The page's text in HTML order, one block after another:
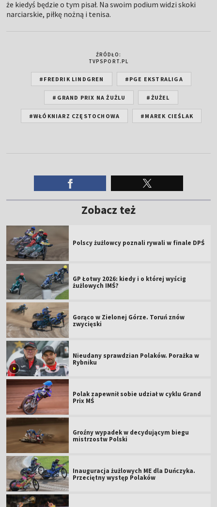
że kiedyś będzie o tym pisał. Na swoim podium widzi skoki
narciarskie, piłkę nożną i tenisa.
ŹRÓDŁO:
TVPSPORT.PL
#FREDRIK LINDGREN #PGE EKSTRALIGA
#GRAND PRIX NA ŻUŻLU #ŻUŻEL
#WŁÓKNIARZ CZĘSTOCHOWA #MAREK CIEŚLAK
Zobacz też
Polscy żużlowcy poznali rywali w finale DPŚ
GP Łotwy 2026: kiedy i o której wyścig
żużlowych IMŚ?
Gorąco w Zielonej Górze. Toruń znów
zwycięski
Nieudany sprawdzian Polaków. Porażka w
Rybniku
Polak zapewnił sobie udział w cyklu Grand
Prix MŚ
Groźny wypadek w decydującym biegu
mistrzostw Polski
Inauguracja żużlowych ME dla Duńczyka.
Przeciętny występ Polaków